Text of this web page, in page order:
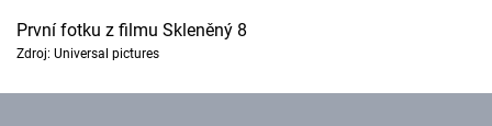
První fotku z filmu Skleněný 8
Zdroj: Universal pictures